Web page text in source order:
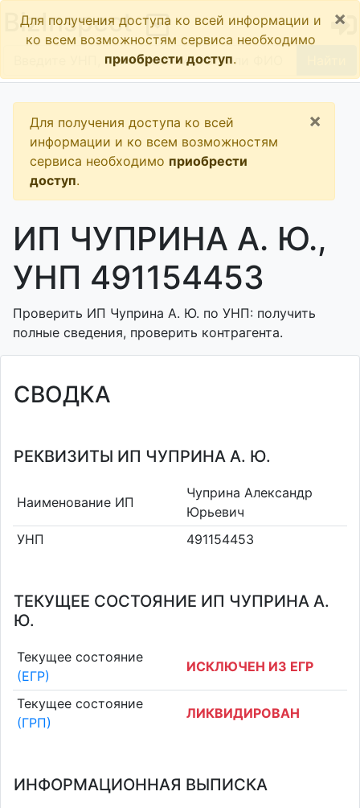
BizInspect
Для получения доступа ко всей информации и
ко всем возможностям сервиса необходимо
приобрести доступ.
×
Для получения доступа ко всей
информации и ко всем возможностям
сервиса необходимо приобрести
доступ.
×
ИП ЧУПРИНА А. Ю.,
УНП 491154453
Проверить ИП Чуприна А. Ю. по УНП: получить
полные сведения, проверить контрагента.
СВОДКА
РЕКВИЗИТЫ ИП ЧУПРИНА А. Ю.
Наименование ИП
Чуприна Александр
Юрьевич
УНП
491154453
ТЕКУЩЕЕ СОСТОЯНИЕ ИП ЧУПРИНА А.
Ю.
Текущее состояние
(ЕГР)
ИСКЛЮЧЕН ИЗ ЕГР
Текущее состояние
(ГРП)
ЛИКВИДИРОВАН
ИНФОРМАЦИОННАЯ ВЫПИСКА